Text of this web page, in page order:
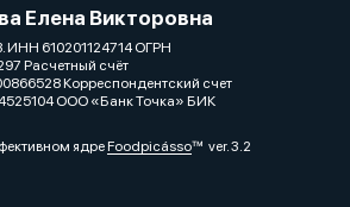
Елена Викторовна
ИНН 610201124714 ОГРН
Расчетный счёт
Корреспондентский счет
ООО «Банк Точка» БИК
ядреFoodpicássover. 3.2